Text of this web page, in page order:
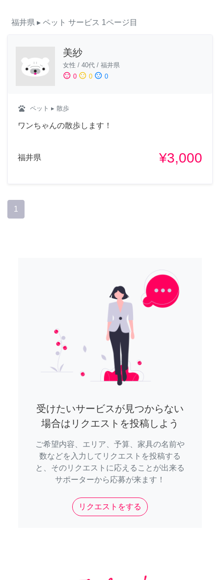
福井県 ▸ ペット サービス 1ページ目
美紗
女性 / 40代 / 福井県
sentiment_satisfied 0 sentiment_neutral 0 sentiment_dissatisfied 0
pets ペット ▸ 散歩
ワンちゃんの散歩します！
福井県 ¥3,000
1
受けたいサービスが見つからない
場合はリクエストを投稿しよう
ご希望内容、エリア、予算、家具の名前や
数などを入力してリクエストを投稿する
と、そのリクエストに応えることが出来る
サポーターから応募が来ます！
リクエストをする